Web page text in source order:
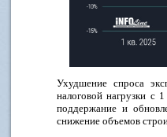
Ухудшение спроса
налоговой нагрузки с
поддержание и
снижение объемов